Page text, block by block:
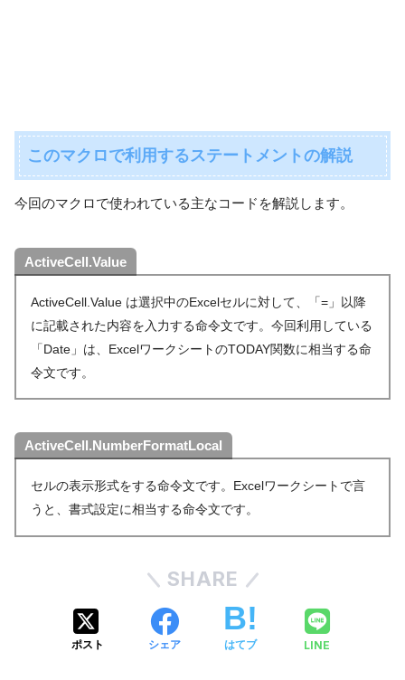
このマクロで利用するステートメントの解説
今回のマクロで使われている主なコードを解説します。
ActiveCell.Value
ActiveCell.Value は選択中のExcelセルに対して、「=」以降
に記載された内容を入力する命令文です。今回利用している
「Date」は、ExcelワークシートのTODAY関数に相当する命
令文です。
ActiveCell.NumberFormatLocal
セルの表示形式をする命令文です。Excelワークシートで言
うと、書式設定に相当する命令文です。
SHARE
ポスト シェア はてブ LINE